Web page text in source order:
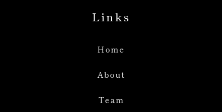
Links
Home
About
Team